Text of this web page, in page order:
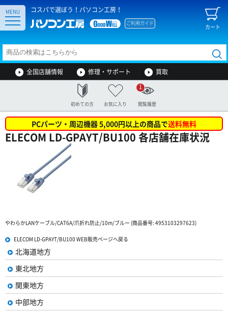
コスパで選ぼう！パソコン工房！
カート
ご利用ガイド
MENU
全国店舗情報 修理・サポート 買取
初めての方 お気に入り 閲覧履歴
1
PCパーツ・周辺機器 5,000円以上の商品で送料無料
ELECOM LD-GPAYT/BU100 各店舗在庫状況
やわらかLANケーブル/CAT6A/爪折れ防止/10m/ブルー (商品番号: 4953103297623)
ELECOM LD-GPAYT/BU100 WEB販売ページへ戻る
北海道地方
東北地方
関東地方
中部地方